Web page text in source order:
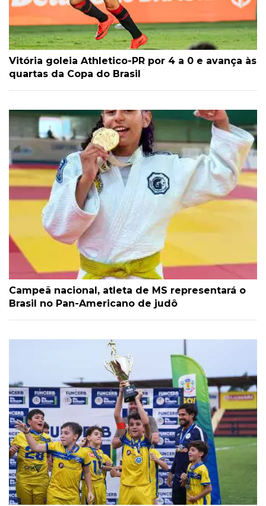
Vitória goleia Athletico-PR por 4 a 0 e avança às
quartas da Copa do Brasil
Campeã nacional, atleta de MS representará o
Brasil no Pan-Americano de judô